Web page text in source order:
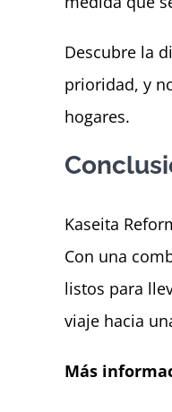
Descubre la
prioridad, y
hogares.
Kaseita
Con una
listos para
viaje hacia
Más